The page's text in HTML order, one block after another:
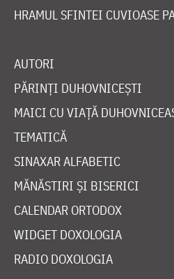
HRAMUL SFINTEI CUVIOASE
AUTORI
PĂRINȚI DUHOVNICEȘTI
MAICI CU VIAȚĂ
TEMATICĂ
SINAXAR ALFABETIC
MĂNĂSTIRI ȘI BISERICI
CALENDAR ORTODOX
WIDGET DOXOLOGIA
RADIO DOXOLOGIA